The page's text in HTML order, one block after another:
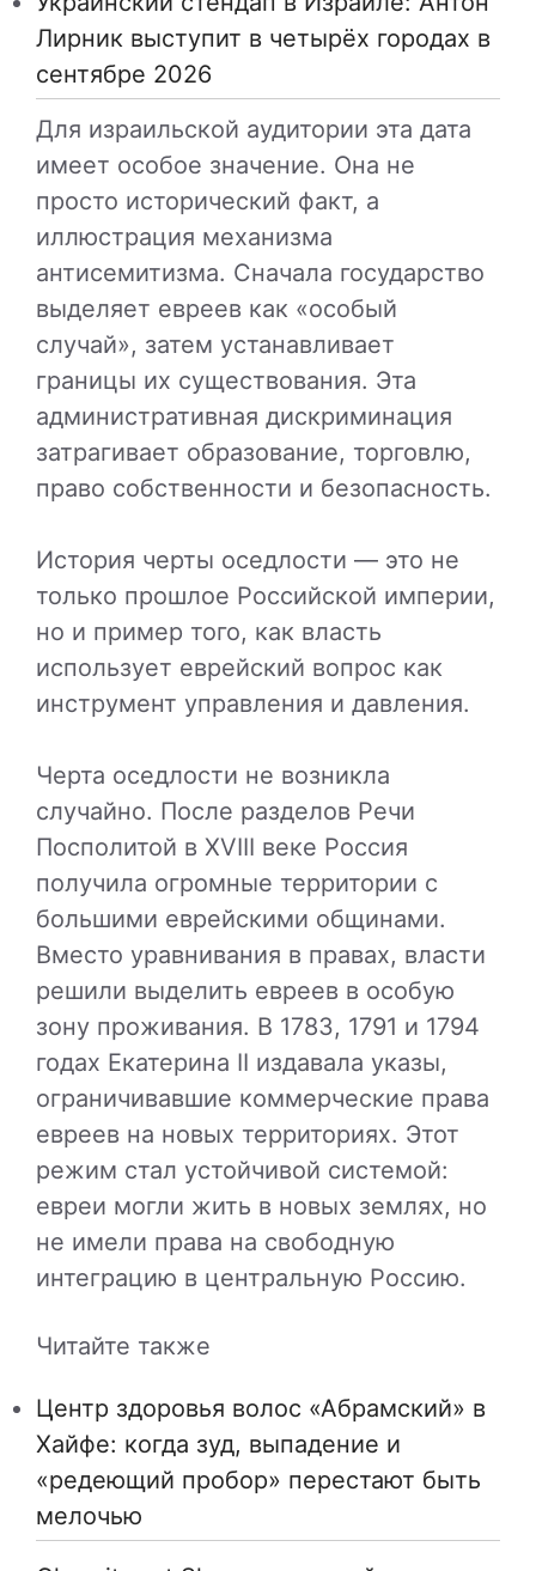
Лирник выступит в четырёх городах в
сентябре 2026
Для израильской аудитории эта дата
имеет особое значение. Она не
просто исторический факт, а
иллюстрация механизма
антисемитизма. Сначала государство
выделяет евреев как «особый
случай», затем устанавливает
границы их существования. Эта
административная дискриминация
затрагивает образование, торговлю,
право собственности и безопасность.
История черты оседлости — это не
только прошлое Российской империи,
но и пример того, как власть
использует еврейский вопрос как
инструмент управления и давления.
Черта оседлости не возникла
случайно. После разделов Речи
Посполитой в XVIII веке Россия
получила огромные территории с
большими еврейскими общинами.
Вместо уравнивания в правах, власти
решили выделить евреев в особую
зону проживания. В 1783, 1791 и 1794
годах Екатерина II издавала указы,
ограничивавшие коммерческие права
евреев на новых территориях. Этот
режим стал устойчивой системой:
евреи могли жить в новых землях, но
не имели права на свободную
интеграцию в центральную Россию.
Читайте также
Центр здоровья волос «Абрaмский» в
Хайфе: когда зуд, выпадение и
«редеющий пробор» перестают быть
мелочью